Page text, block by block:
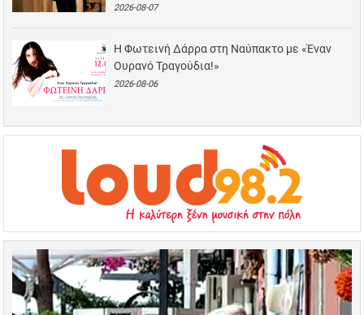
2026-08-07
Η Φωτεινή Δάρρα στη Ναύπακτο με «Έναν
Ουρανό Τραγούδια!»
2026-08-06